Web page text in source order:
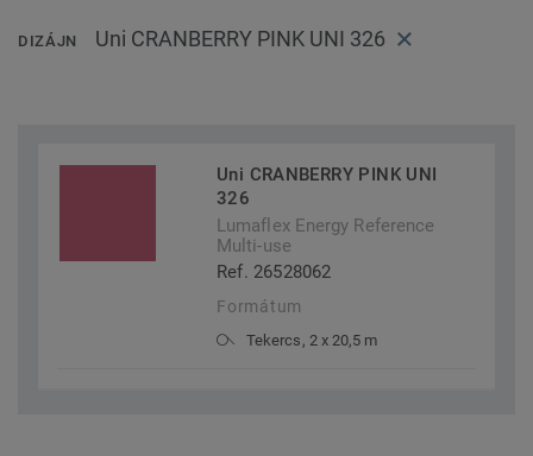
DIZÁJN Uni CRANBERRY PINK UNI 326
Uni CRANBERRY PINK UNI
326
Lumaflex Energy Reference
Multi-use
Ref. 26528062
Formátum
Tekercs, 2 x 20,5 m